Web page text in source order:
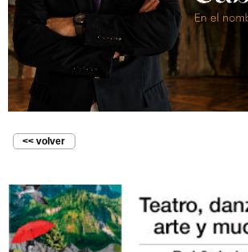
<< volver